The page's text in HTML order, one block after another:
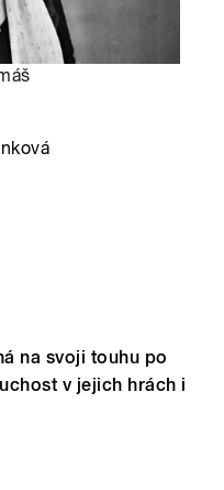
na svoji touhu po
v jejich hrách i